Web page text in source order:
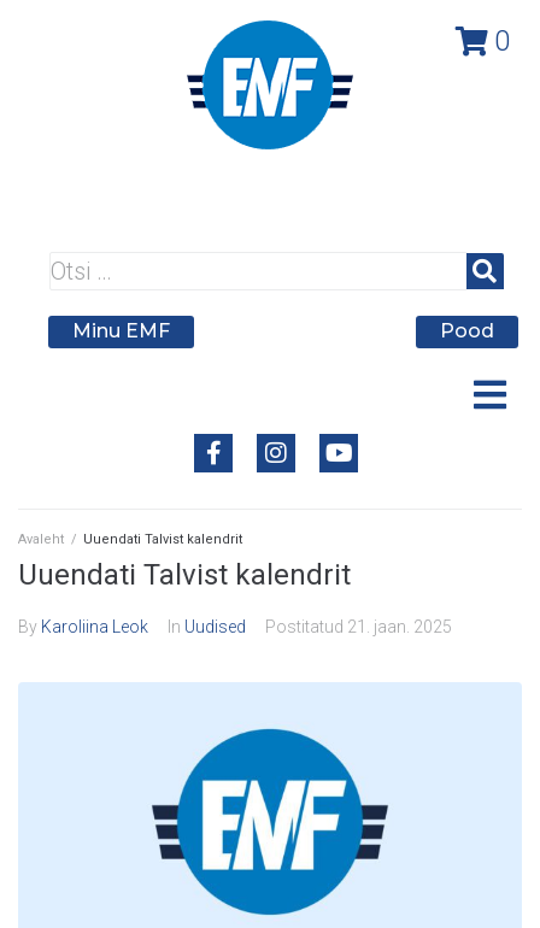
0
Minu EMF Pood
Avaleht / Uuendati Talvist kalendrit
Uuendati Talvist kalendrit
By Karoliina Leok In Uudised Postitatud 21. jaan. 2025